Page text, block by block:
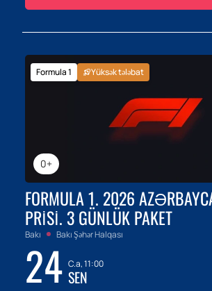
0+
Formula 1 Yüksək tələbat
FORMULA 1. 2026
PRISI. 3 GÜNLÜK PAKET
Bakı Bakı Şəhər Halqası
24 C.a, 11:00
SEN